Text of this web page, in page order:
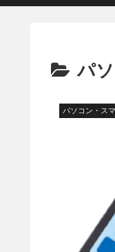
パ
パソコン・ス